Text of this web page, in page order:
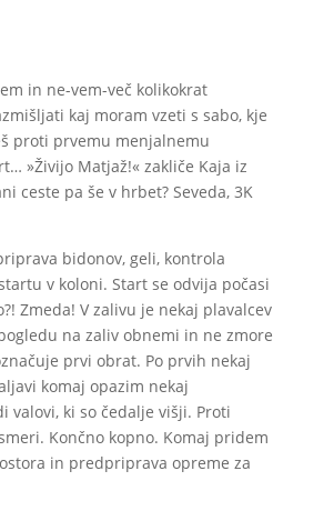
in ne-vem-več kolikokrat
kaj moram vzeti s sabo, kje
proti prvemu menjalnemu
»Živijo Matjaž!« zakliče Kaja iz
ceste pa še v hrbet? Seveda, 3K
bidonov, geli, kontrola
v koloni. Start se odvija počasi
Zmeda! V zalivu je nekaj plavalcev
na zaliv obnemi in ne zmore
prvi obrat. Po prvih nekaj
komaj opazim nekaj
valovi, ki so čedalje višji. Proti
Končno kopno. Komaj pridem
in predpriprava opreme za